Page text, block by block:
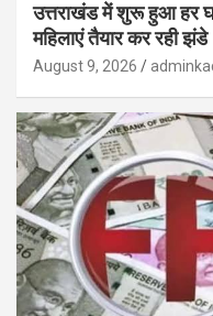
उत्तराखंड में शुरू हुआ हर
महिलाएं तैयार कर रही झंडे
August 9, 2026